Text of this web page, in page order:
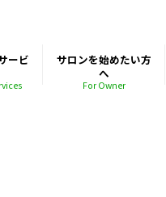
ービ
サロンを始めたい方
へ
For Owner